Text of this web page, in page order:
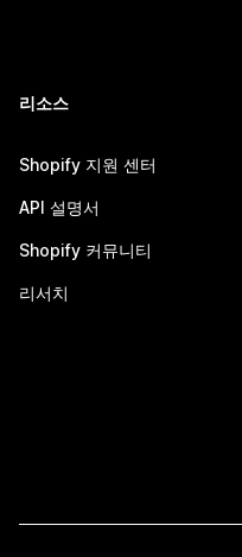
리소스
Shopify 지원 센터
API 설명서
Shopify 커뮤니티
리서치